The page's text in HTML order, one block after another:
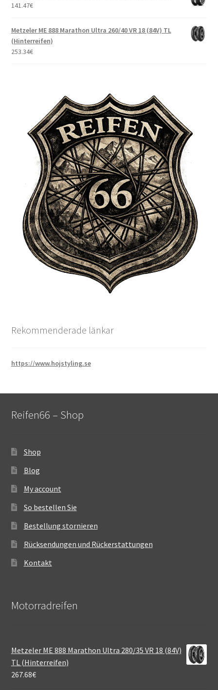
141.47€
Metzeler ME 888 Marathon Ultra 260/40 VR 18 (84V) TL
(Hinterreifen)
253.34€
Rekommenderade länkar
https://www.hojstyling.se
Reifen66 – Shop
Shop
Blog
My account
So bestellen Sie
Bestellung stornieren
Rücksendungen und Rückerstattungen
Kontakt
Motorradreifen
Metzeler ME 888 Marathon Ultra 280/35 VR 18 (84V)
TL (Hinterreifen)
267.68€